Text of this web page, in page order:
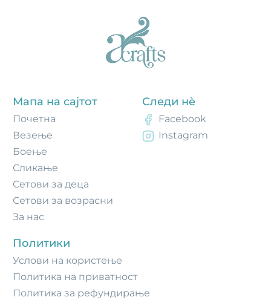
Мапа на сајтот
Почетнa
Везење
Боење
Сликање
Сетови за деца
Сетови за возрасни
За нас
Политики
Услови на користење
Политика на приватност
Политика за рефундирање
Следи нè
Facebook
Instagram